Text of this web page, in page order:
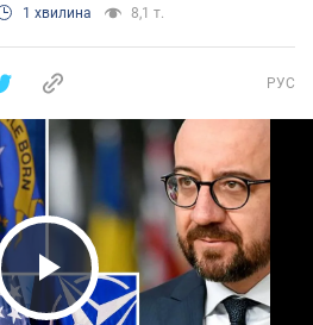
1 хвилина 8,1 т.
РУС
Play Video